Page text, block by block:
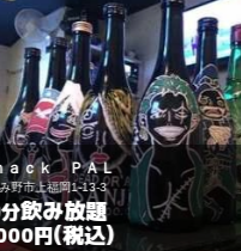
CieL シエル
富士見市鶴瀬西2-5-12
30分飲み放題
3,000円